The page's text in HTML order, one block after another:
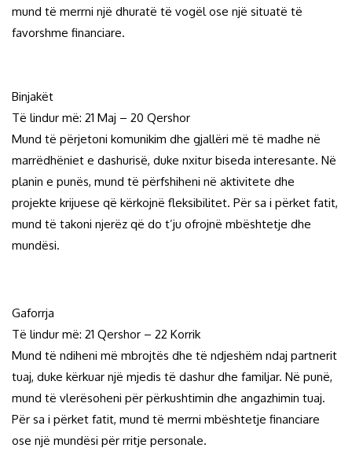
mund të merrni një dhuratë të vogël ose një situatë të
favorshme financiare.
Binjakët
Të lindur më: 21 Maj – 20 Qershor
Mund të përjetoni komunikim dhe gjallëri më të madhe në
marrëdhëniet e dashurisë, duke nxitur biseda interesante. Në
planin e punës, mund të përfshiheni në aktivitete dhe
projekte krijuese që kërkojnë fleksibilitet. Për sa i përket fatit,
mund të takoni njerëz që do t’ju ofrojnë mbështetje dhe
mundësi.
Gaforrja
Të lindur më: 21 Qershor – 22 Korrik
Mund të ndiheni më mbrojtës dhe të ndjeshëm ndaj partnerit
tuaj, duke kërkuar një mjedis të dashur dhe familjar. Në punë,
mund të vlerësoheni për përkushtimin dhe angazhimin tuaj.
Për sa i përket fatit, mund të merrni mbështetje financiare
ose një mundësi për rritje personale.